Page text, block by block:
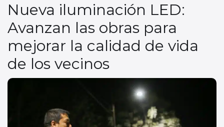
Nueva iluminación LED:
Avanzan las obras para
mejorar la calidad de vida
de los vecinos